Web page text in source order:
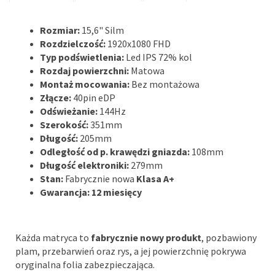
Rozmiar: 15,6" Silm
Rozdzielczość: 1920x1080 FHD
Typ podświetlenia: Led IPS 72% kol
Rozdaj powierzchni: Matowa
Montaż mocowania: Bez montażowa
Złącze: 40pin eDP
Odświeżanie: 144Hz
Szerokość:351mm
Długość: 205mm
Odległość od p. krawędzi gniazda: 108mm
Długość elektroniki: 279mm
Stan: Fabrycznie nowa Klasa A+
Gwarancja: 12 miesięcy
Każda matryca to fabrycznie nowy produkt, pozbawiony
plam, przebarwień oraz rys, a jej powierzchnię pokrywa
oryginalna folia zabezpieczająca.